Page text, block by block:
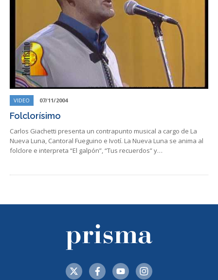
VIDEO 07/11/2004
Folclorísimo
Carlos Giachetti presenta un contrapunto musical a cargo de La
Nueva Luna, Cantoral Fueguino e Ivotí. La Nueva Luna se anima al
folclore e interpreta “El galpón”, “Tus recuerdos” y…